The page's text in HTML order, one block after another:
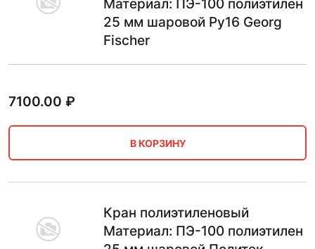
Материал: ПЭ-100 полиэтилен
25 мм шаровой Ру16 Georg
Fischer
7100.00 ₽
В КОРЗИНУ
Кран полиэтиленовый
Материал: ПЭ-100 полиэтилен